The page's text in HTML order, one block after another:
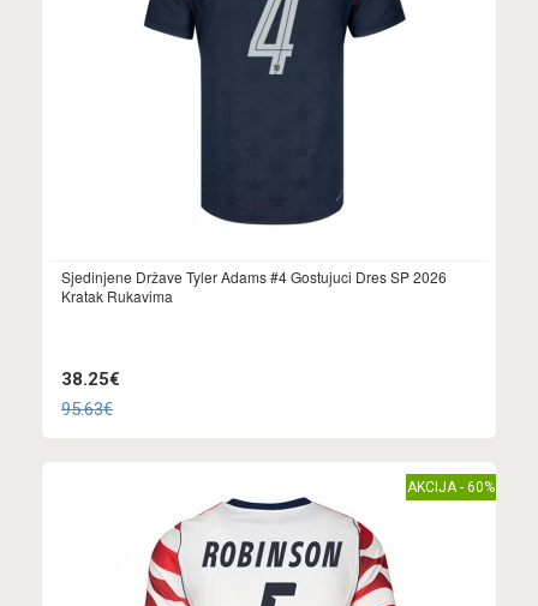
Sjedinjene Države Tyler Adams #4 Gostujuci Dres SP 2026
Kratak Rukavima
38.25€
95.63€
AKCIJA - 60%